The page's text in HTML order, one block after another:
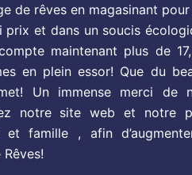
de rêves en magasinant pour
prix et dans un soucis
maintenant plus de
en plein essor! Que du
Un immense merci de
notre site web et notre
famille , afin